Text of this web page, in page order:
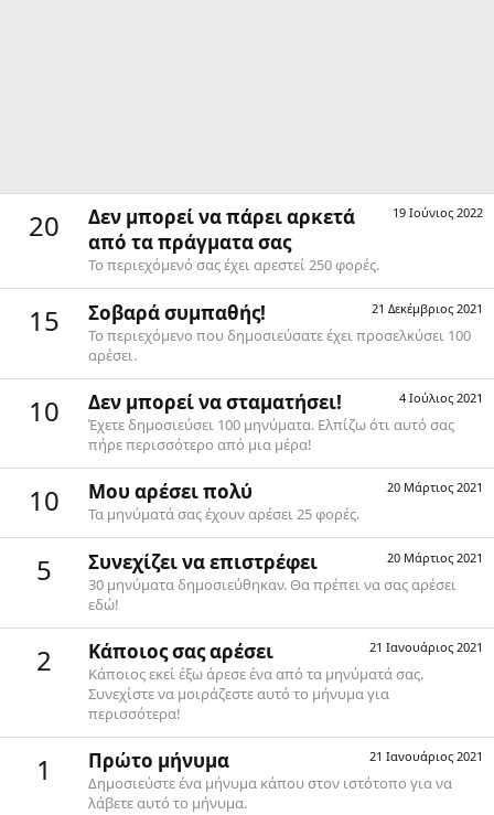
20 19 Ιούνιος 2022
Δεν μπορεί να πάρει αρκετά
από τα πράγματα σας
Το περιεχόμενό σας έχει αρεστεί 250 φορές.
15 21 Δεκέμβριος 2021
Σοβαρά συμπαθής!
Το περιεχόμενο που δημοσιεύσατε έχει προσελκύσει 100
αρέσει.
10 4 Ιούλιος 2021
Δεν μπορεί να σταματήσει!
Έχετε δημοσιεύσει 100 μηνύματα. Ελπίζω ότι αυτό σας
πήρε περισσότερο από μια μέρα!
10 20 Μάρτιος 2021
Μου αρέσει πολύ
Τα μηνύματά σας έχουν αρέσει 25 φορές.
5 20 Μάρτιος 2021
Συνεχίζει να επιστρέφει
30 μηνύματα δημοσιεύθηκαν. Θα πρέπει να σας αρέσει
εδώ!
2 21 Ιανουάριος 2021
Κάποιος σας αρέσει
Κάποιος εκεί έξω άρεσε ένα από τα μηνύματά σας.
Συνεχίστε να μοιράζεστε αυτό το μήνυμα για
περισσότερα!
1 21 Ιανουάριος 2021
Πρώτο μήνυμα
Δημοσιεύστε ένα μήνυμα κάπου στον ιστότοπο για να
λάβετε αυτό το μήνυμα.